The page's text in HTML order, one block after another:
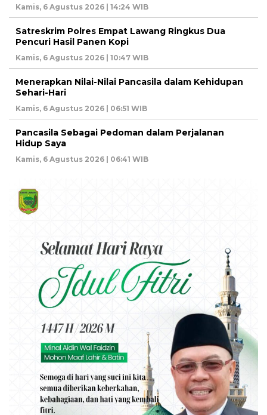
Kamis, 6 Agustus 2026 | 14:24 WIB
Satreskrim Polres Empat Lawang Ringkus Dua
Pencuri Hasil Panen Kopi
Kamis, 6 Agustus 2026 | 10:47 WIB
Menerapkan Nilai-Nilai Pancasila dalam Kehidupan
Sehari-Hari
Kamis, 6 Agustus 2026 | 06:51 WIB
Pancasila Sebagai Pedoman dalam Perjalanan
Hidup Saya
Kamis, 6 Agustus 2026 | 06:41 WIB